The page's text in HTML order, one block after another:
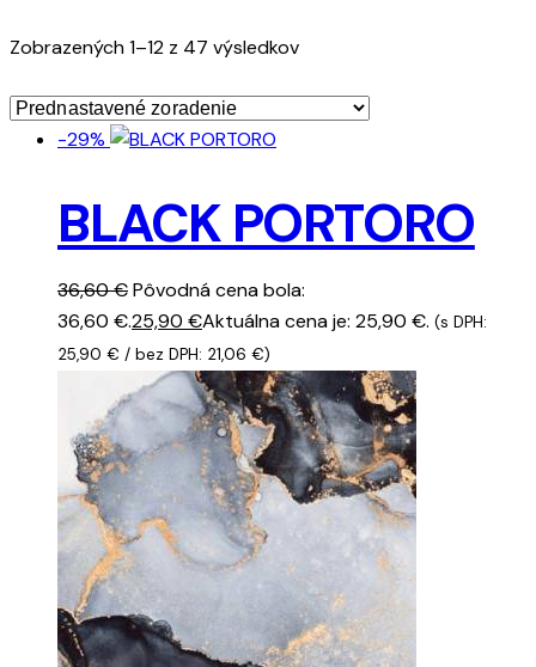
Zobrazených 1–12 z 47 výsledkov
-29%
BLACK PORTORO
36,60€Pôvodná cena bola:
36,60 €.25,90 €Aktuálna cena je: 25,90 €. (s DPH:
25,90 € / bez DPH: 21,06 €)